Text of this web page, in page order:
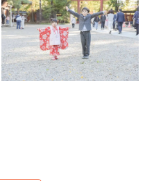
スケジュールが埋まってし
度メッセージいただければ
タルには対応しておりませ
しておりません。ご予約は
となります。ご注意くださ